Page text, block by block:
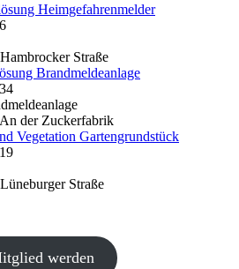
Heimgefahrenmelder
Straße
Brandmeldeanlage
der Zuckerfabrik
Vegetation Gartengrundstück
Straße
werden